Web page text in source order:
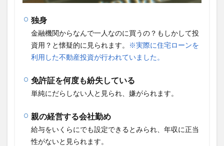
独身
金融機関からなんで一人なのに買うの？もしかして投
資用？と懐疑的に見られます。
※実際に住宅ローンを
利用した不動産投資が行われていました。
免許証を何度も紛失している
単純にだらしない人と見られ、嫌がられます。
親の経営する会社勤め
給与をいくらにでも設定できるとみられ、年収に正当
性がないと見られます。